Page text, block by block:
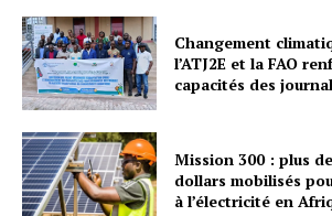
Changement
l’ATJ2E et la FAO
capacités des
Mission 300 : plus
dollars mobilisés
à l’électricité en